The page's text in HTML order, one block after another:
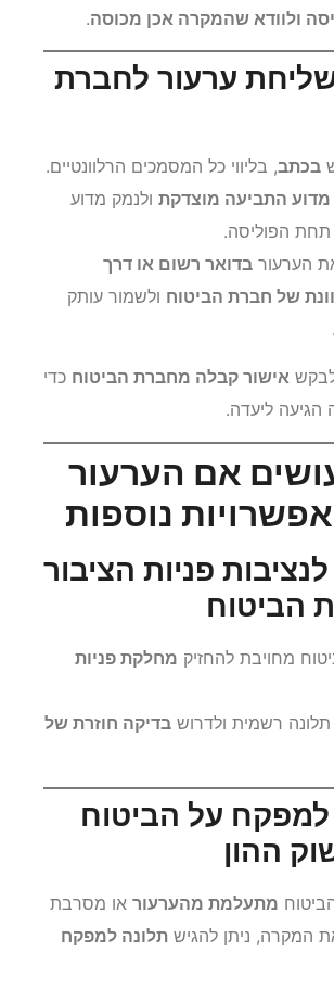
נדחתהמטעמים ביטוחיים, יש לבדוק
ולוודא שהמקרה אכן מכוסה.
3: שליחת ערעור לחברת
בכתב, בליווי כל המסמכים הרלוונטיים.
מדוע התביעה מוצדקת
תחת הפוליסה.
הערעורבדואר רשום או דרך
של חברת הביטוח
אישור קבלה מחברת הביטוח
הגיעה ליעדה.
אם הערעור
נוספות
פניות הציבור
הביטוח
מחויבת להחזיק
רשמית ולדרוש
למפקח על הביטוח
ההון
מתעלמת מהערעוראו מסרבת
המקרה, ניתן להגיש